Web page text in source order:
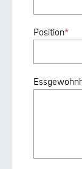
Position*